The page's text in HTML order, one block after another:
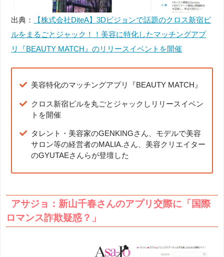
出典：
【株式会社DiteA】3Dビジョンで話題のクロス新宿ビ
ルをまるごとジャック！！美容に特化したマッチングアプ
リ『BEAUTY MATCH』のリリースイベントを開催
美容特化のマッチングアプリ『BEAUTY MATCH』
クロス新宿ビルを丸ごとジャックしリリースイベン
トを開催
タレント・美容家のGENKINGさん、モデルで美容
サロン等の経営者のMALIA.さん、美容クリエイター
のGYUTAEさんらが登壇した
アサジョ：新山千春さんのアプリ交際に「国際
ロマンス詐欺疑惑？」